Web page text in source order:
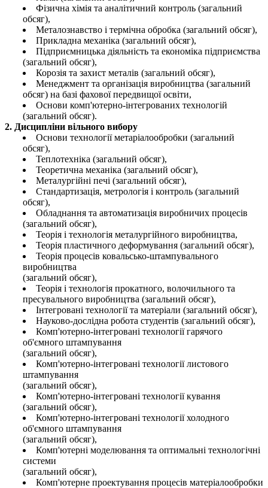
Фізична хімія та аналітичний контроль (загальний
обсяг),
Металознавство і термічна обробка (загальний обсяг),
Прикладна механіка (загальний обсяг),
Підприємницька діяльність та економіка підприємства
(загальний обсяг),
Корозія та захист металів (загальний обсяг),
Менеджмент та організація виробництва (загальний
обсяг) на базі фахової передвищої освіти,
Основи комп'ютерно-інтегрованих технологій
(загальний обсяг).
2. Дисципліни вільного вибору
Основи технології метаріалообробки (загальний
обсяг),
Теплотехніка (загальний обсяг),
Теоретична механіка (загальний обсяг),
Металургійні печі (загальний обсяг),
Стандартизація, метрологія і контроль (загальний
обсяг),
Обладнання та автоматизація виробничих процесів
(загальний обсяг),
Теорія і технологія металургійного виробництва,
Теорія пластичного деформування (загальний обсяг),
Теорія процесів ковальсько-штампувального
виробництва
(загальний обсяг),
Теорія і технологія прокатного, волочильного та
пресувального виробництва (загальний обсяг),
Інтегровані технології та матеріали (загальний обсяг),
Науково-дослідна робота студентів (загальний обсяг),
Комп'ютерно-інтегровані технології гарячого
об'ємного штампування
(загальний обсяг),
Комп'ютерно-інтегровані технології листового
штампування
(загальний обсяг),
Комп'ютерно-інтегровані технології кування
(загальний обсяг),
Комп'ютерно-інтегровані технології холодного
об'ємного штампування
(загальний обсяг),
Комп'ютерні моделювання та оптимальні технологічні
системи
(загальний обсяг),
Комп'ютерне проектування процесів матеріалообробки